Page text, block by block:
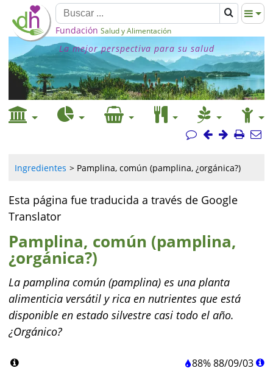
Fundación Salud y Alimentación
La mejor perspectiva para su salud
Ingredientes Pamplina, común (pamplina, ¿orgánica?)
Esta página fue traducida a través de Google
Translator
Pamplina, común (pamplina,
¿orgánica?)
La pamplina común (pamplina) es una planta
alimenticia versátil y rica en nutrientes que está
disponible en estado silvestre casi todo el año.
¿Orgánico?
88%88/09/03